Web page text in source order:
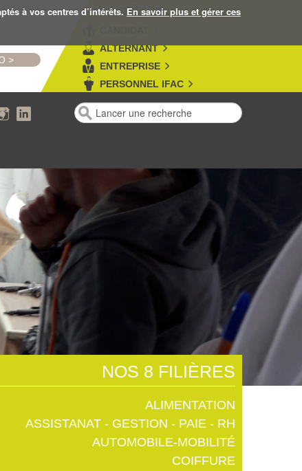
à vos centres d’intérêts. En savoir plus et gérer ces
>
VOUS ÊTES :
ALTERNANT
ENTREPRISE
PERSONNEL IFAC
NOS 8 FILIÈRES
ALIMENTATION
ASSISTANAT - GESTION - PAIE - RH
AUTOMOBILE-MOBILITÉ
COIFFURE